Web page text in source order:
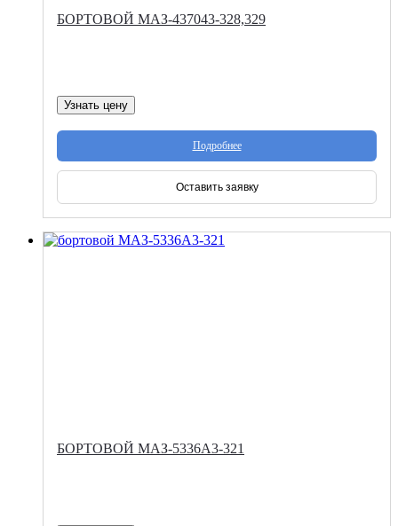
БОРТОВОЙ МАЗ-437043-328,329
Узнать цену
Подробнее
Оставить заявку
БОРТОВОЙ МАЗ-5336А3-321